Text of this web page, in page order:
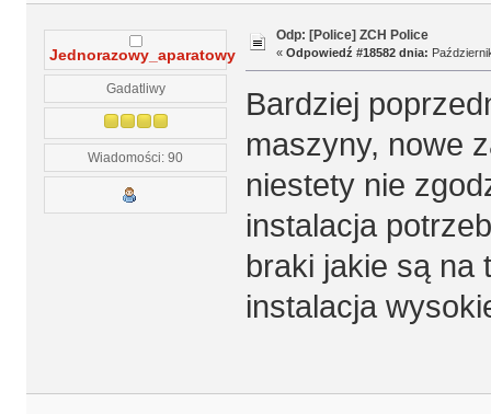
Jednorazowy_aparatowy
Gadatliwy
Wiadomości: 90
Odp: [Police] ZCH Police
« Odpowiedź #18582 dnia:
Bardziej
maszyny, nowe
niestety nie
instalacja
braki jakie są na
instalacja